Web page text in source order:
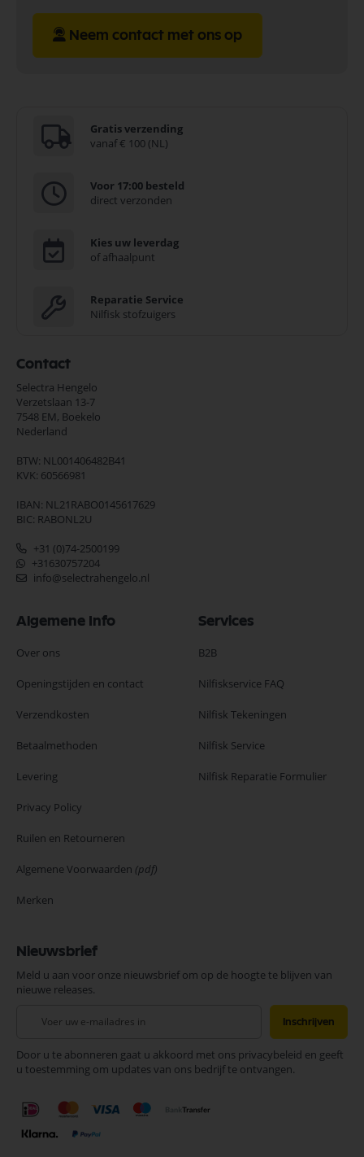
Neem contact met ons op
Gratis verzending
vanaf € 100 (NL)
Voor 17:00 besteld
direct verzonden
Kies uw leverdag
of afhaalpunt
Reparatie Service
Nilfisk stofzuigers
Contact
Selectra Hengelo
Verzetslaan 13-7
7548 EM, Boekelo
Nederland
BTW: NL001406482B41
KVK: 60566981
IBAN: NL21RABO0145617629
BIC: RABONL2U
+31 (0)74-2500199
+31630757204
info@selectrahengelo.nl
Algemene Info
Over ons
Openingstijden en contact
Verzendkosten
Betaalmethoden
Levering
Privacy Policy
Ruilen en Retourneren
Algemene Voorwaarden (pdf)
Merken
Services
B2B
Nilfiskservice FAQ
Nilfisk Tekeningen
Nilfisk Service
Nilfisk Reparatie Formulier
Nieuwsbrief
Meld u aan voor onze nieuwsbrief om op de hoogte te blijven van
nieuwe releases.
onze
nieuwsbrief
Inschrijven
Door u te abonneren gaat u akkoord met ons privacybeleid en geeft
u toestemming om updates van ons bedrijf te ontvangen.